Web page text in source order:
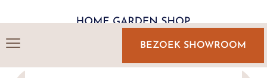
BEZOEK SHOWROOM